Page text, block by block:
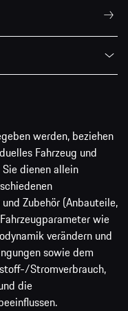
werden, beziehen
Fahrzeug und
dienen allein
Zubehör (Anbauteile,
wie
verändern und
sowie dem
Stromverbrauch,
die